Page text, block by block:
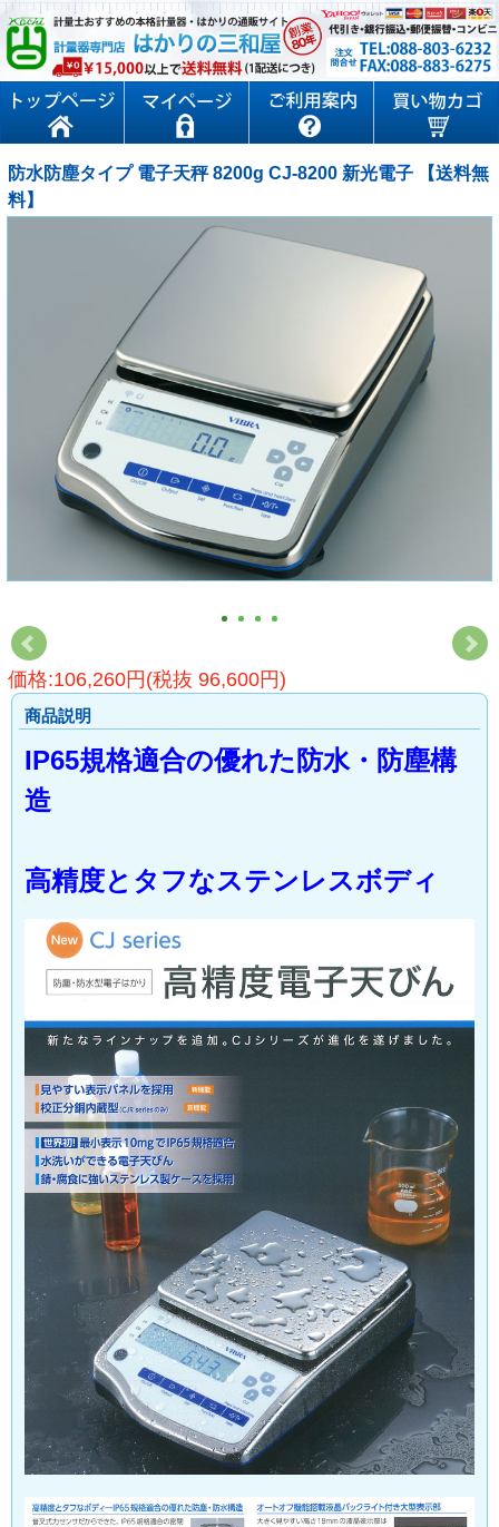
防水防塵タイプ 電子天秤 8200g CJ-8200 新光電子 【送料無
料】
価格:106,260円(税抜 96,600円)
商品説明
IP65規格適合の優れた防水・防塵構
造
高精度とタフなステンレスボディ